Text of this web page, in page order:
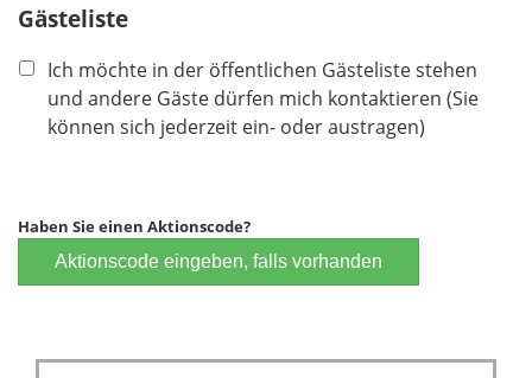
Gästeliste
Ich möchte in der öffentlichen Gästeliste stehen
und andere Gäste dürfen mich kontaktieren (Sie
können sich jederzeit ein- oder austragen)
Haben Sie einen Aktionscode?
Aktionscode eingeben, falls vorhanden